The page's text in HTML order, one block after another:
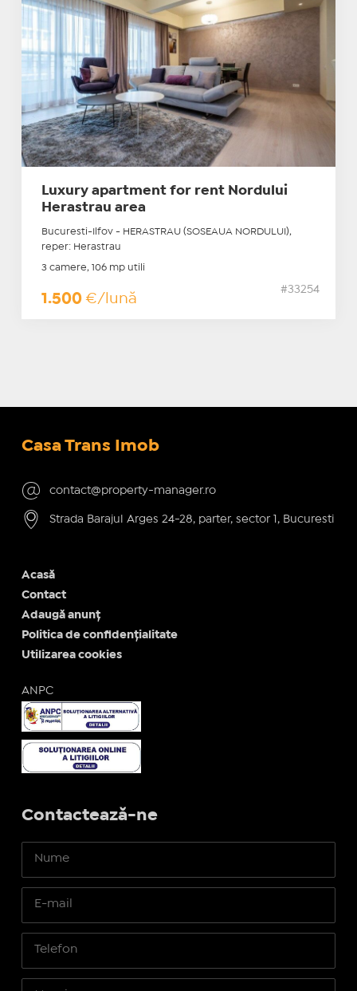
Luxury apartment for rent Nordului
Herastrau area
Bucuresti-Ilfov - HERASTRAU (SOSEAUA NORDULUI),
reper: Herastrau
3 camere, 106 mp utili
1.500 €/lună
#33254
Casa Trans Imob
contact@property-manager.ro
Strada Barajul Arges 24-28, parter, sector 1, Bucuresti
Acasă
Contact
Adaugă anunț
Politica de confidențialitate
Utilizarea cookies
ANPC
Contactează-ne